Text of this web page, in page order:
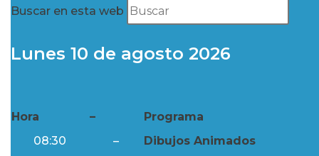
Buscar en esta web
Lunes 10 de agosto 2026
Hora –
Programa
08:30
–
Dibujos Animados